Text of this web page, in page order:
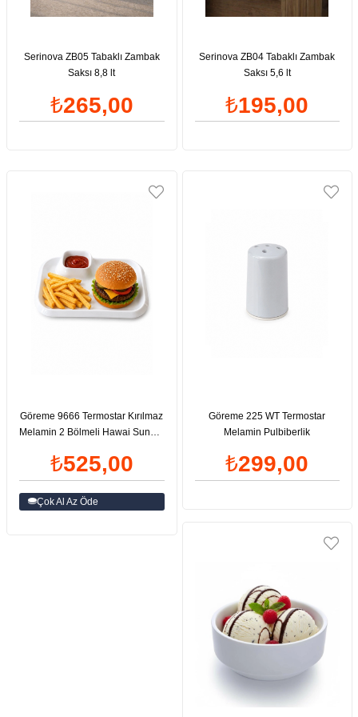
Serinova ZB05 Tabaklı Zambak
Saksı 8,8 lt
₺265,00
Serinova ZB04 Tabaklı Zambak
Saksı 5,6 lt
₺195,00
Göreme 9666 Termostar Kırılmaz
Melamin 2 Bölmeli Hawai Sunum
₺525,00
Çok Al Az Öde
Göreme 225 WT Termostar
Melamin Pulbiberlik
₺299,00